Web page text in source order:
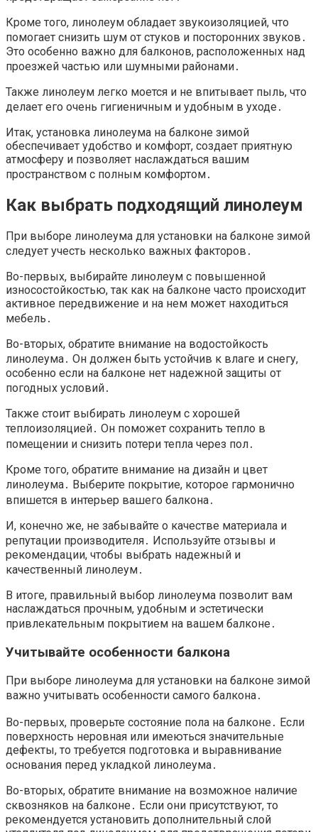
Кроме того, линолеум обладает звукоизоляцией, что
помогает снизить шум от стуков и посторонних звуков․
Это особенно важно для балконов, расположенных над
проезжей частью или шумными районами․
Также линолеум легко моется и не впитывает пыль, что
делает его очень гигиеничным и удобным в уходе․
Итак, установка линолеума на балконе зимой
обеспечивает удобство и комфорт, создает приятную
атмосферу и позволяет наслаждаться вашим
пространством с полным комфортом․
Как выбрать подходящий линолеум
При выборе линолеума для установки на балконе зимой
следует учесть несколько важных факторов․
Во-первых, выбирайте линолеум с повышенной
износостойкостью, так как на балконе часто происходит
активное передвижение и на нем может находиться
мебель․
Во-вторых, обратите внимание на водостойкость
линолеума․ Он должен быть устойчив к влаге и снегу,
особенно если на балконе нет надежной защиты от
погодных условий․
Также стоит выбирать линолеум с хорошей
теплоизоляцией․ Он поможет сохранить тепло в
помещении и снизить потери тепла через пол․
Кроме того, обратите внимание на дизайн и цвет
линолеума․ Выберите покрытие, которое гармонично
впишется в интерьер вашего балкона․
И, конечно же, не забывайте о качестве материала и
репутации производителя․ Используйте отзывы и
рекомендации, чтобы выбрать надежный и
качественный линолеум․
В итоге, правильный выбор линолеума позволит вам
наслаждаться прочным, удобным и эстетически
привлекательным покрытием на вашем балконе․
Учитывайте особенности балкона
При выборе линолеума для установки на балконе зимой
важно учитывать особенности самого балкона․
Во-первых, проверьте состояние пола на балконе․ Если
поверхность неровная или имеються значительные
дефекты, то требуется подготовка и выравнивание
основания перед укладкой линолеума․
Во-вторых, обратите внимание на возможное наличие
сквозняков на балконе․ Если они присутствуют, то
рекомендуется установить дополнительный слой